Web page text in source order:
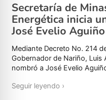
Secretaría de
Energética inicia
José Evelio
Mediante Decreto No. 214
Gobernador de Nariño, Luis
nombró a José Evelio
Seguir leyendo ›